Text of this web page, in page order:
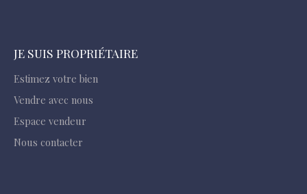
JE SUIS PROPRIÉTAIRE
Estimez votre bien
Vendre avec nous
Espace vendeur
Nous contacter